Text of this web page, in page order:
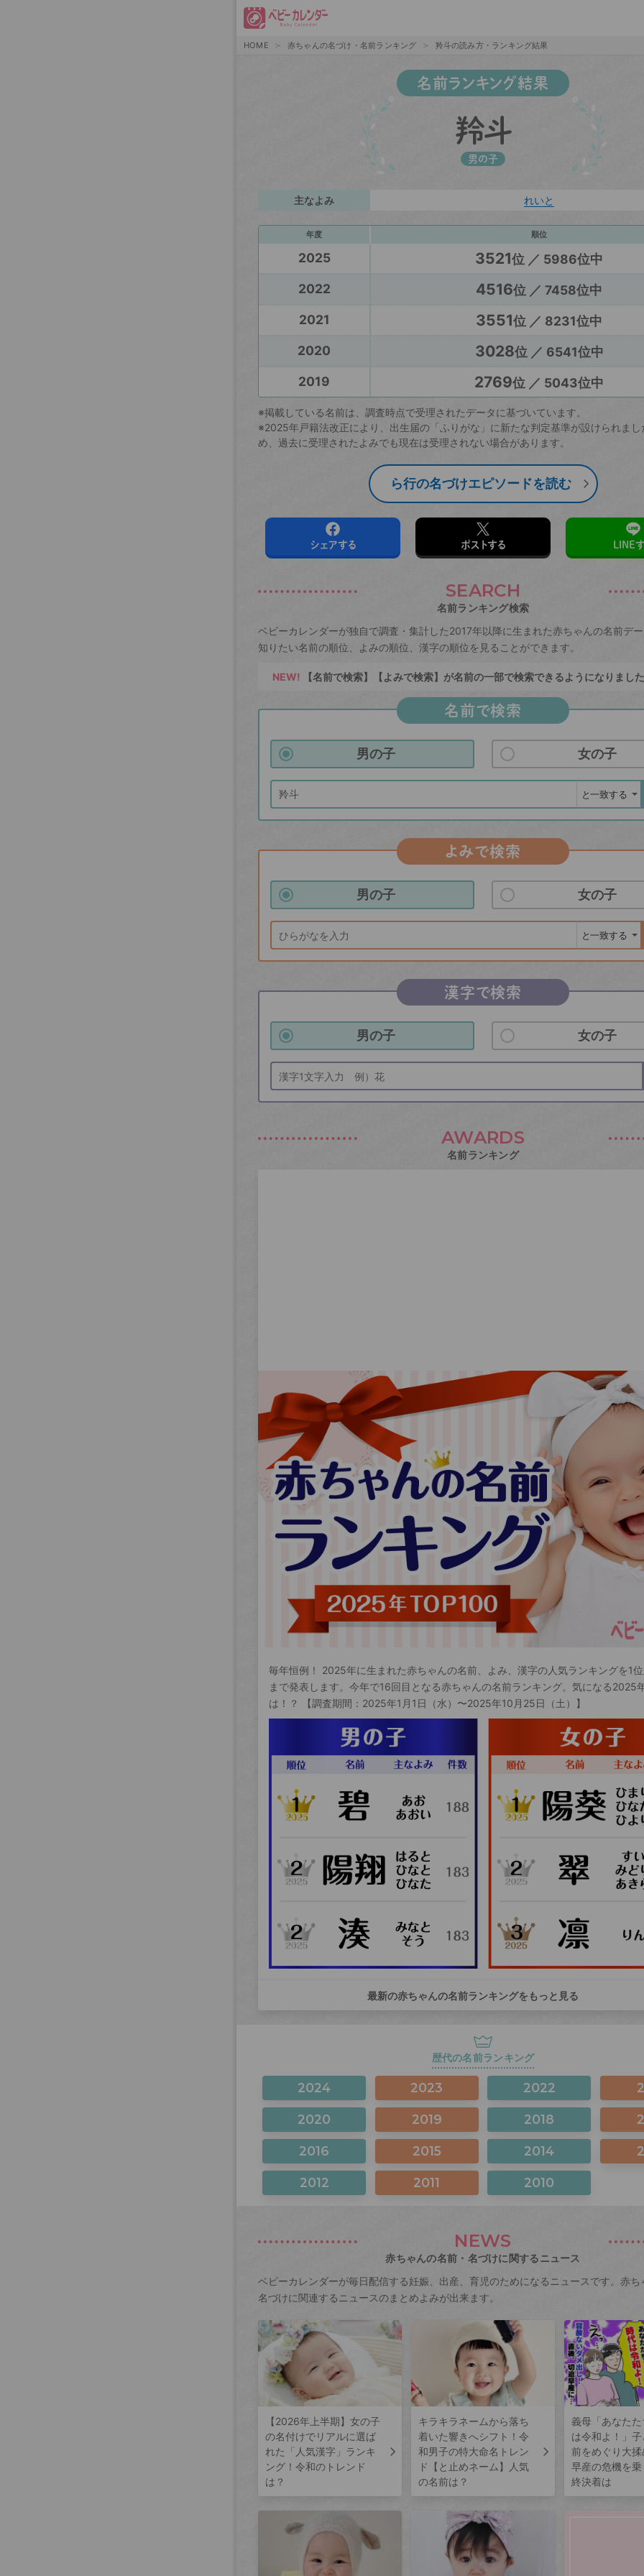
HOME 赤ちゃんの名づけ・名前ランキング 羚斗の読み方・ランキング結果
名前ランキング結果
羚斗
男の子
主なよみ れいと
年度 順位
2025 3521位 ／ 5986位中
2022
4516位 ／ 7458位中
2021
3551位 ／ 8231位中
2020
3028位 ／ 6541位中
2019
2769位 ／ 5043位中
※掲載している名前は、調査時点で受理されたデータに基づいています。
※2025年戸籍法改正により、出生届の「ふりがな」に新たな判定基準が設けられまし
め、過去に受理されたよみでも現在は受理されない場合があります。
ら行の名づけエピソードを読む
シェアする ポストする LINE
SEARCH
名前ランキング検索
ベビーカレンダーが独自で調査・集計した2017年以降に生まれた赤ちゃんの名前デ
知りたい名前の順位、よみの順位、漢字の順位を見ることができます。
NEW! 【名前で検索】【よみで検索】が名前の一部で検索できるようになりまし
名前で検索
男の子 女の子
よみで検索
男の子 女の子
漢字で検索
男の子 女の子
AWARDS
名前ランキング
毎年恒例！ 2025年に生まれた赤ちゃんの名前、よみ、漢字の人気ランキングを1
まで発表します。今年で16回目となる赤ちゃんの名前ランキング。気になる2025
は！？ 【調査期間：2025年1月1日（水）〜2025年10月25日（土）】
最新の赤ちゃんの名前ランキングをもっと見る
歴代の名前ランキング
2024 2023 2022
2020 2019 2018
2016 2015 2014
2012 2011 2010
NEWS
赤ちゃんの名前・名づけに関するニュース
ベビーカレンダーが毎日配信する妊娠、出産、育児のためになるニュースです。赤ち
名づけに関連するニュースのまとめよみが出来ます。
【2026年上半期】女の子
の名付けでリアルに選ば
れた「人気漢字」ランキ
ング！令和のトレンド
は？
キラキラネームから落ち
着いた響きへシフト！令
和男子の特大命名トレン
ド【と止めネーム】人気
の名前は？
義母「あなた
は令和よ！」
前をめぐり大
早産の危機を
終決着は